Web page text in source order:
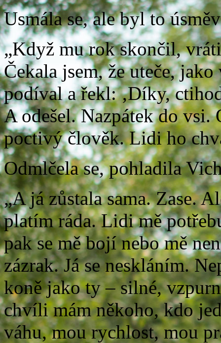
Usmála se, ale byl to
„Když mu rok skončil,
Čekala jsem, že uteče,
podíval a řekl: ‚Díky,
A odešel. Nazpátek do vsi.
poctivý člověk. Lidi ho
Odmlčela se, pohladila
„A já zůstala sama. Zase.
platím ráda. Lidi mě
pak se mě bojí nebo mě
zázrak. Já se neskláním.
koně jako ty – silné,
chvíli mám někoho, kdo
váhu, mou rychlost, mou